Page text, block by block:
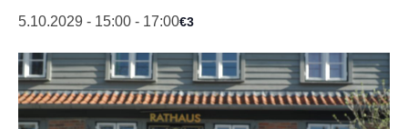
5.10.2029 - 15:00 - 17:00€3